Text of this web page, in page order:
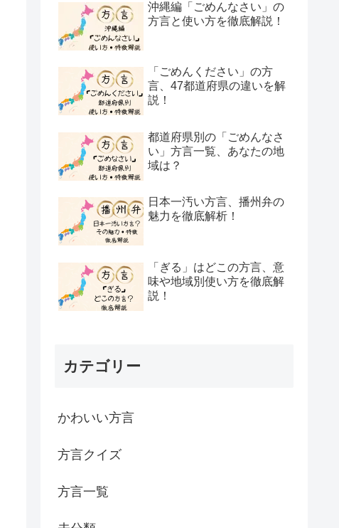
沖縄編「ごめんなさい」の
方言と使い方を徹底解説！
「ごめんください」の方
言、47都道府県の違いを解
説！
都道府県別の「ごめんなさ
い」方言一覧、あなたの地
域は？
日本一汚い方言、播州弁の
魅力を徹底解析！
「ぎる」はどこの方言、意
味や地域別使い方を徹底解
説！
カテゴリー
かわいい方言
方言クイズ
方言一覧